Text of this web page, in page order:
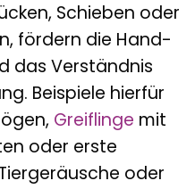
Schieben oder
fördern die Hand-
das Verständnis
Beispiele hierfür
Greiflinge mit
oder erste
oder